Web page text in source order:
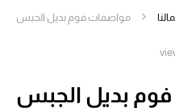
مواصفات فوم بديل الجبس
بديل الجبس